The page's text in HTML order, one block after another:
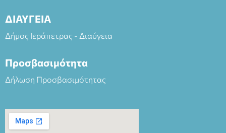
ΔΙΑΥΓΕΙΑ
Δήμος Ιεράπετρας - Διαύγεια
Προσβασιμότητα
Δήλωση Προσβασιμότητας